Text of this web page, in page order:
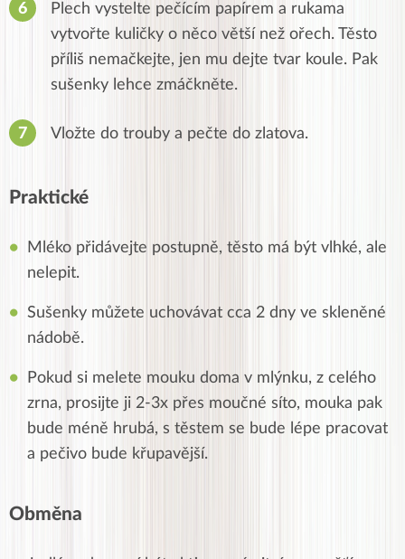
Plech vystelte pečícím papírem a rukama
vytvořte kuličky o něco větší než ořech. Těsto
příliš nemačkejte, jen mu dejte tvar koule. Pak
sušenky lehce zmáčkněte.
Vložte do trouby a pečte do zlatova.
Praktické
Mléko přidávejte postupně, těsto má být vlhké, ale
nelepit.
Sušenky můžete uchovávat cca 2 dny ve skleněné
nádobě.
Pokud si melete mouku doma v mlýnku, z celého
zrna, prosijte ji 2-3x přes moučné síto, mouka pak
bude méně hrubá, s těstem se bude lépe pracovat
a pečivo bude křupavější.
Obměna